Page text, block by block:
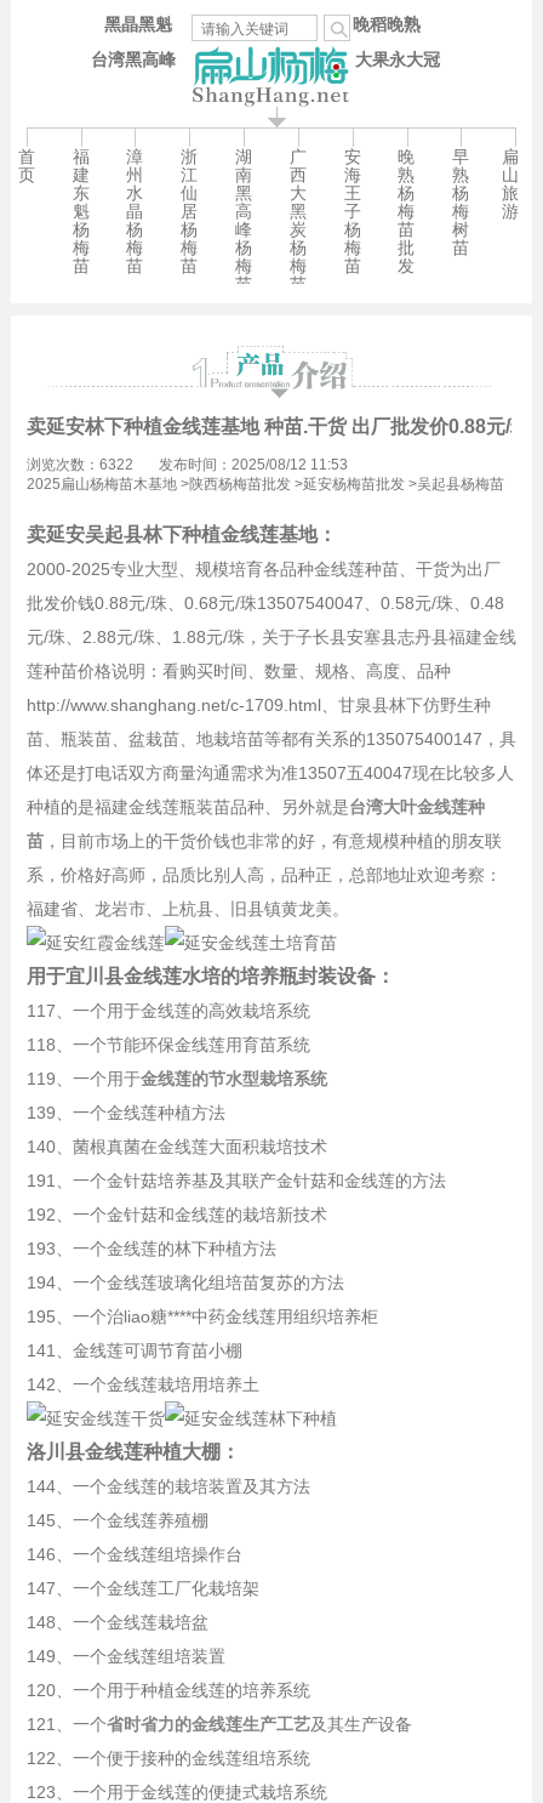
台湾黑高峰
晚稻晚熟
大果永大冠
黑晶黑魁
首
页
福
建
东
魁
杨
梅
苗
漳
州
水
晶
杨
梅
苗
浙
江
仙
居
杨
梅
苗
湖
南
黑
高
峰
杨
梅
苗
广
西
大
黑
炭
杨
梅
苗
安
海
王
子
杨
梅
苗
晚
熟
杨
梅
苗
批
发
早
熟
杨
梅
树
苗
扁
山
旅
游
卖延安林下种植金线莲基地 种苗.干货 出厂批发价0.88元/珠
浏览次数：6322
发布时间：2025/08/12 11:53
2025扁山杨梅苗木基地>陕西杨梅苗批发>延安杨梅苗批发>吴起县杨梅苗
卖延安吴起县林下种植金线莲基地：
2000-2025专业大型、规模培育各品种金线莲种苗、干货为出厂
批发价钱0.88元/珠、0.68元/珠13507540047、0.58元/珠、0.48
元/珠、2.88元/珠、1.88元/珠，关于子长县安塞县志丹县福建金线
莲种苗价格说明：看购买时间、数量、规格、高度、品种
http://www.shanghang.net/c-1709.html、甘泉县林下仿野生种
苗、瓶装苗、盆栽苗、地栽培苗等都有关系的135075400147，具
体还是打电话双方商量沟通需求为准13507五40047现在比较多人
种植的是福建金线莲瓶装苗品种、另外就是台湾大叶金线莲种
苗，目前市场上的干货价钱也非常的好，有意规模种植的朋友联
系，价格好高师，品质比别人高，品种正，总部地址欢迎考察：
福建省、龙岩市、上杭县、旧县镇黄龙美。
用于宜川县金线莲水培的培养瓶封装设备：
117、一个用于金线莲的高效栽培系统
118、一个节能环保金线莲用育苗系统
119、一个用于金线莲的节水型栽培系统
139、一个金线莲种植方法
140、菌根真菌在金线莲大面积栽培技术
191、一个金针菇培养基及其联产金针菇和金线莲的方法
192、一个金针菇和金线莲的栽培新技术
193、一个金线莲的林下种植方法
194、一个金线莲玻璃化组培苗复苏的方法
195、一个治liao糖****中药金线莲用组织培养柜
141、金线莲可调节育苗小棚
142、一个金线莲栽培用培养土
洛川县金线莲种植大棚：
144、一个金线莲的栽培装置及其方法
145、一个金线莲养殖棚
146、一个金线莲组培操作台
147、一个金线莲工厂化栽培架
148、一个金线莲栽培盆
149、一个金线莲组培装置
120、一个用于种植金线莲的培养系统
121、一个省时省力的金线莲生产工艺及其生产设备
122、一个便于接种的金线莲组培系统
123、一个用于金线莲的便捷式栽培系统